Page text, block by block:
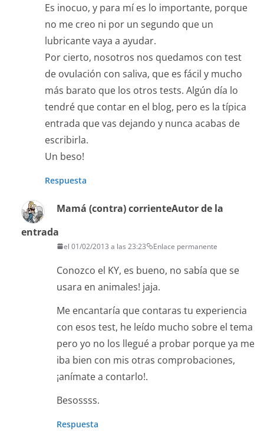
Es inocuo, y para mí es lo importante, porque
no me creo ni por un segundo que un
lubricante vaya a ayudar.
Por cierto, nosotros nos quedamos con test
de ovulación con saliva, que es fácil y mucho
más barato que los otros tests. Algún día lo
tendré que contar en el blog, pero es la típica
entrada que vas dejando y nunca acabas de
escribirla.
Un beso!
Respuesta
Mamá (contra) corrienteAutor de la
entrada
el 01/02/2013 a las 23:23 Enlace permanente
Conozco el KY, es bueno, no sabía que se
usara en animales! jaja.
Me encantaría que contaras tu experiencia
con esos test, he leído mucho sobre el tema
pero yo no los llegué a probar porque ya me
iba bien con mis otras comprobaciones,
¡anímate a contarlo!.
Besossss.
Respuesta